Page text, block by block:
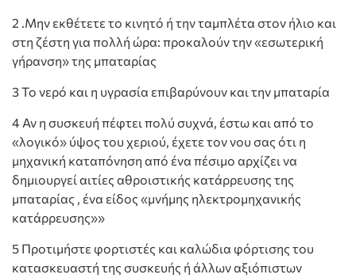
2 .Μην εκθέτετε το κινητό ή την ταμπλέτα στον ήλιο και
στη ζέστη για πολλή ώρα: προκαλούν την «εσωτερική
γήρανση» της μπαταρίας
3 Το νερό και η υγρασία επιβαρύνουν και την μπαταρία
4 Αν η συσκευή πέφτει πολύ συχνά, έστω και από το
«λογικό» ύψος του χεριού, έχετε τον νου σας ότι η
μηχανική καταπόνηση από ένα πέσιμο αρχίζει να
δημιουργεί αιτίες αθροιστικής κατάρρευσης της
μπαταρίας , ένα είδος «μνήμης ηλεκτρομηχανικής
κατάρρευσης»»
5 Προτιμήστε φορτιστές και καλώδια φόρτισης του
κατασκευαστή της συσκευής ή άλλων αξιόπιστων